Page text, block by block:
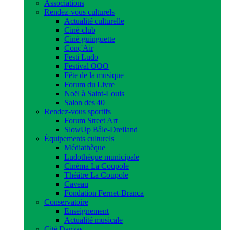
Associations
Rendez-vous culturels
Actualité culturelle
Ciné-club
Ciné-guinguette
Conç'Air
Festi Ludo
Festival OOO
Fête de la musique
Forum du Livre
Noël à Saint-Louis
Salon des 40
Rendez-vous sportifs
Forum Street Art
SlowUp Bâle-Dreiland
Équipements culturels
Médiathèque
Ludothèque municipale
Cinéma La Coupole
Théâtre La Coupole
Caveau
Fondation Fernet-Branca
Conservatoire
Enseignement
Actualité musicale